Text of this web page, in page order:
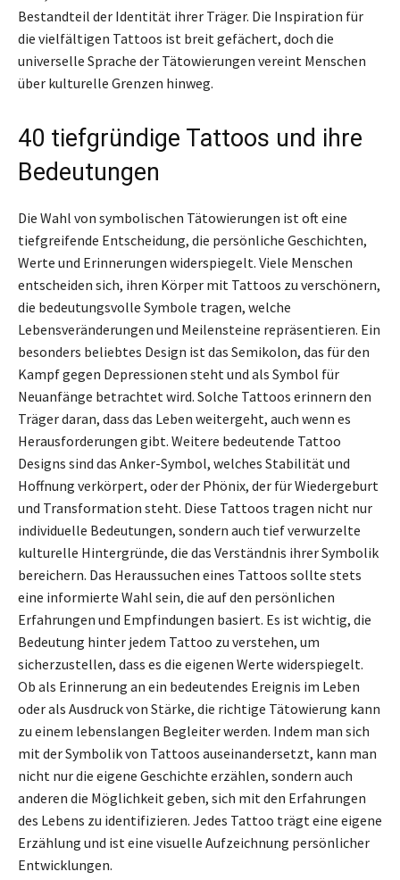
Bestandteil der Identität ihrer Träger. Die Inspiration für
die vielfältigen Tattoos ist breit gefächert, doch die
universelle Sprache der Tätowierungen vereint Menschen
über kulturelle Grenzen hinweg.
40 tiefgründige Tattoos und ihre
Bedeutungen
Die Wahl von symbolischen Tätowierungen ist oft eine
tiefgreifende Entscheidung, die persönliche Geschichten,
Werte und Erinnerungen widerspiegelt. Viele Menschen
entscheiden sich, ihren Körper mit Tattoos zu verschönern,
die bedeutungsvolle Symbole tragen, welche
Lebensveränderungen und Meilensteine repräsentieren. Ein
besonders beliebtes Design ist das Semikolon, das für den
Kampf gegen Depressionen steht und als Symbol für
Neuanfänge betrachtet wird. Solche Tattoos erinnern den
Träger daran, dass das Leben weitergeht, auch wenn es
Herausforderungen gibt. Weitere bedeutende Tattoo
Designs sind das Anker-Symbol, welches Stabilität und
Hoffnung verkörpert, oder der Phönix, der für Wiedergeburt
und Transformation steht. Diese Tattoos tragen nicht nur
individuelle Bedeutungen, sondern auch tief verwurzelte
kulturelle Hintergründe, die das Verständnis ihrer Symbolik
bereichern. Das Heraussuchen eines Tattoos sollte stets
eine informierte Wahl sein, die auf den persönlichen
Erfahrungen und Empfindungen basiert. Es ist wichtig, die
Bedeutung hinter jedem Tattoo zu verstehen, um
sicherzustellen, dass es die eigenen Werte widerspiegelt.
Ob als Erinnerung an ein bedeutendes Ereignis im Leben
oder als Ausdruck von Stärke, die richtige Tätowierung kann
zu einem lebenslangen Begleiter werden. Indem man sich
mit der Symbolik von Tattoos auseinandersetzt, kann man
nicht nur die eigene Geschichte erzählen, sondern auch
anderen die Möglichkeit geben, sich mit den Erfahrungen
des Lebens zu identifizieren. Jedes Tattoo trägt eine eigene
Erzählung und ist eine visuelle Aufzeichnung persönlicher
Entwicklungen.